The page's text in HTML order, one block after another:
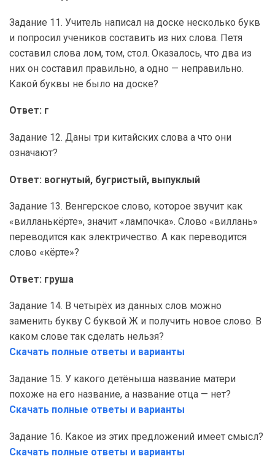
Задание 11. Учитель написал на доске несколько букв
и попросил учеников составить из них слова. Петя
составил слова лом, том, стол. Оказалось, что два из
них он составил правильно, а одно — неправильно.
Какой буквы не было на доске?
Ответ: г
Задание 12. Даны три китайских слова а что они
означают?
Ответ: вогнутый, бугристый, выпуклый
Задание 13. Венгерское слово, которое звучит как
«вилланькёрте», значит «лампочка». Слово «виллань»
переводится как электричество. А как переводится
слово «кёрте»?
Ответ: груша
Задание 14. В четырёх из данных слов можно
заменить букву С буквой Ж и получить новое слово. В
каком слове так сделать нельзя?
Скачать полные ответы и варианты
Задание 15. У какого детёныша название матери
похоже на его название, а название отца — нет?
Скачать полные ответы и варианты
Задание 16. Какое из этих предложений имеет смысл?
Скачать полные ответы и варианты